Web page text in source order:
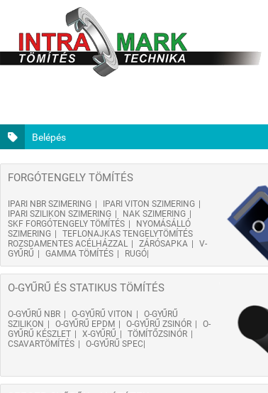
Belépés
FORGÓTENGELY TÖMÍTÉS
IPARI NBR SZIMERING
IPARI VITON SZIMERING
IPARI SZILIKON SZIMERING
NAK SZIMERING
SKF FORGÓTENGELY TÖMÍTÉS
NYOMÁSÁLLÓ
SZIMERING
TEFLONAJKAS TENGELYTÖMÍTÉS
ROZSDAMENTES ACÉLHÁZZAL
ZÁRÓSAPKA
V-
GYŰRŰ
GAMMA TÖMÍTÉS RUGÓ
O-GYŰRŰ ÉS STATIKUS TÖMÍTÉS
O-GYŰRŰ NBR O-GYŰRŰ VITON
O-GYŰRŰ
SZILIKON
O-GYŰRŰ EPDM O-GYŰRŰ ZSINÓR
O-
GYŰRŰ KÉSZLET
X-GYŰRŰ
TÖMÍTŐZSINÓR
CSAVARTÖMÍTÉS
O-GYŰRŰ SPEC